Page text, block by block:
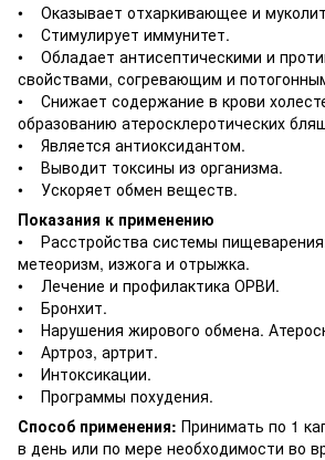
• Оказывает отхаркивающее и
• Стимулирует иммунитет.
• Обладает антисептическими и
свойствами, согревающим и
• Снижает содержание в крови
образованию атеросклеротических
• Является антиоксидантом.
• Выводит токсины из организма.
• Ускоряет обмен веществ.
Показания к применению
• Расстройства системы
метеоризм, изжога и отрыжка.
• Лечение и профилактика ОРВИ.
• Бронхит.
• Нарушения жирового обмена.
• Артроз, артрит.
• Интоксикации.
• Программы похудения.
Способ применения: Принимать по 1
в день или по мере необходимости во